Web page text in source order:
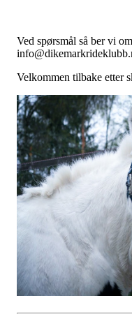
Ved spørsmål så ber vi
Velkommen tilbake etter